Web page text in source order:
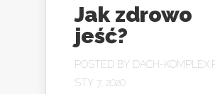
Jak zdrowo
jeść?
POSTED BY DACH-
STY 7, 2020